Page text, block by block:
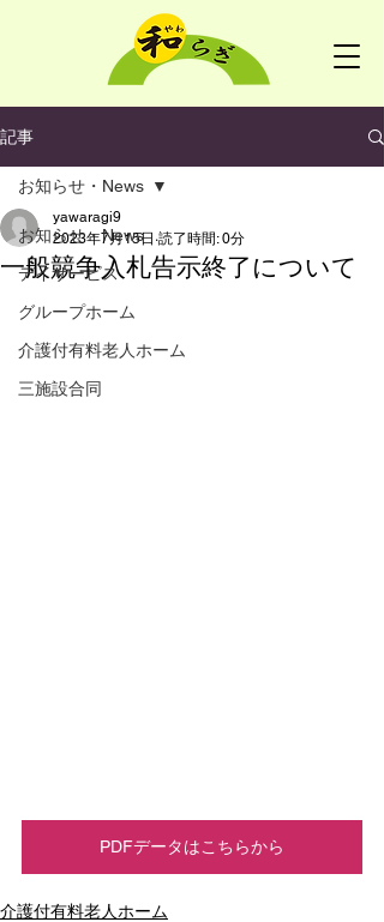
記事
お知らせ・News
デイサービス
グループホーム
介護付有料老人ホーム
三施設合同
お知らせ・News
一般競争入札告示終了について
yawaragi9
2023年7月15日 読了時間: 0分
PDFデータはこちらから
介護付有料老人ホーム